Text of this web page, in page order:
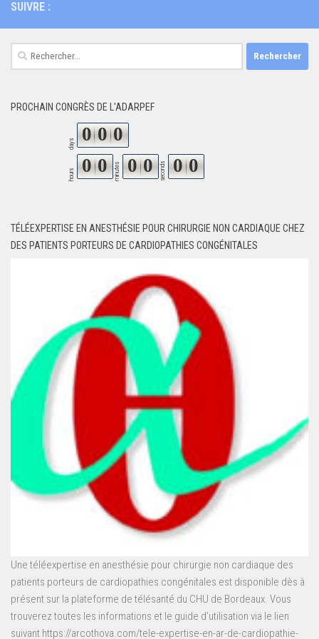
SUIVRE :
Rechercher :
PROCHAIN CONGRÈS DE L'ADARPEF
days 0 0 0
hours 0 0 minutes 0 0 seconds 0 0
TÉLÉEXPERTISE EN ANESTHÉSIE POUR CHIRURGIE NON CARDIAQUE CHEZ
DES PATIENTS PORTEURS DE CARDIOPATHIES CONGÉNITALES
Une téléexpertise en anesthésie pour chirurgie non cardiaque des
patients porteurs de cardiopathies congénitales est disponible dès à
présent sur la plateforme de télésanté du CHU de Bordeaux. Vous
trouverez toutes les informations et le guide d’utilisation via le lien
suivant https://arcothova.com/tele-expertise-en-ar-de-cardiopathie-